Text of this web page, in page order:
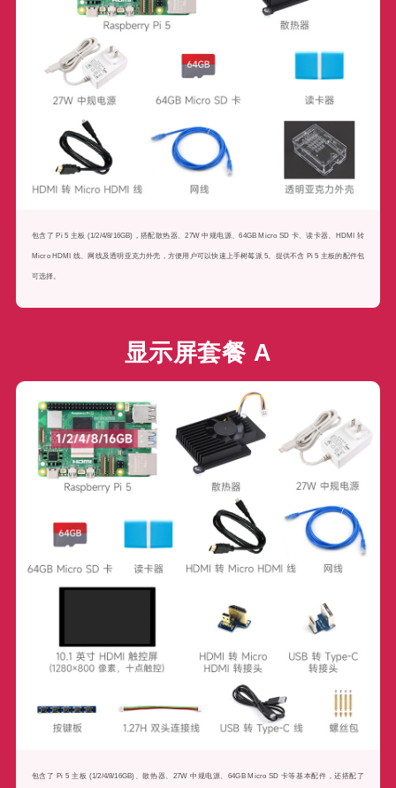
包含了 Pi 5 主板 (1/2/4/8/16GB)，搭配散热器、27W 中规电源、64GB Micro SD 卡、读卡器、HDMI 转
Micro HDMI 线、网线及透明亚克力外壳，方便用户可以快速上手树莓派 5。提供不含 Pi 5 主板的配件包
可选择。
显示屏套餐 A
包含了 Pi 5 主板 (1/2/4/8/16GB)、散热器、27W 中规电源、64GB Micro SD 卡等基本配件，还搭配了